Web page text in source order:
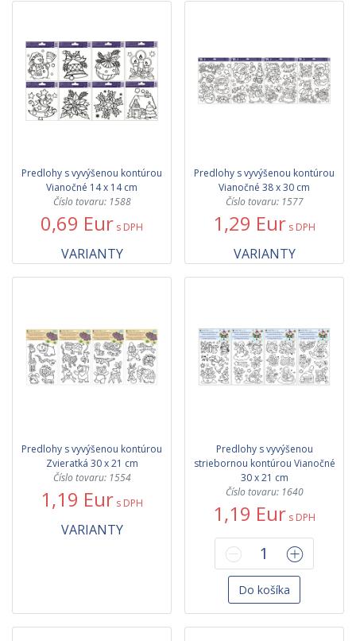
Predlohy s vyvýšenou kontúrou
Vianočné 14 x 14 cm
Číslo tovaru: 1588
0,69 Eur s DPH
VARIANTY
Predlohy s vyvýšenou kontúrou
Vianočné 38 x 30 cm
Číslo tovaru: 1577
1,29 Eur s DPH
VARIANTY
Predlohy s vyvýšenou kontúrou
Zvieratká 30 x 21 cm
Číslo tovaru: 1554
1,19 Eur s DPH
VARIANTY
Predlohy s vyvýšenou
striebornou kontúrou Vianočné
30 x 21 cm
Číslo tovaru: 1640
1,19 Eur s DPH
Do košíka